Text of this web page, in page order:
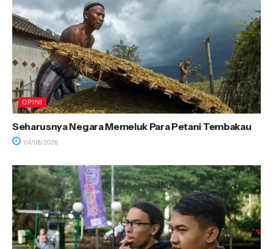
OPINI
Seharusnya Negara Memeluk Para Petani Tembakau
04/08/2026